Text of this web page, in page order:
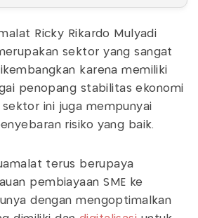
Ricky Rikardo Mulyadi
sektor yang sangat
karena memiliki
penopang stabilitas ekonomi
sektor ini juga mempunyai
risiko yang baik.
terus berupaya
pembiayaan SME ke
dengan mengoptimalkan